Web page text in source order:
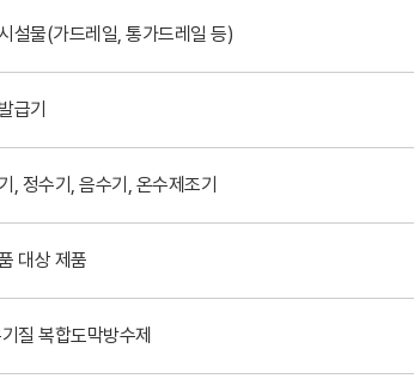
설물(가드레일, 통가드레일 등)
급기
, 정수기, 음수기, 온수제조기
대상 제품
질 복합도막방수제